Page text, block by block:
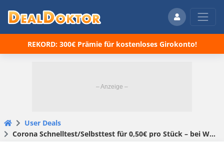
REKORD: 300€ Prämie für kostenloses Girokonto!
User Deals
Corona Schnelltest/Selbsttest für 0,50€ pro Stück – bei Woolworth